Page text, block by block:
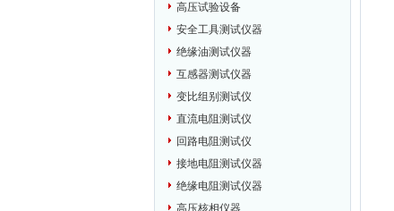
高压试验设备
安全工具测试仪器
绝缘油测试仪器
互感器测试仪器
变比组别测试仪
直流电阻测试仪
回路电阻测试仪
接地电阻测试仪器
绝缘电阻测试仪器
高压核相仪器